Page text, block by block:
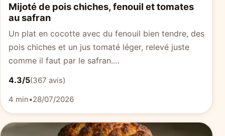
Mijoté de pois chiches, fenouil et tomates
au safran
Un plat en cocotte avec du fenouil bien tendre, des
pois chiches et un jus tomaté léger, relevé juste
comme il faut par le safran.…
4.3/5(367 avis)
4 min•28/07/2026